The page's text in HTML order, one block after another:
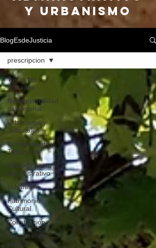
Y URBANISMO
BlogEsdeJusticia
Todas las
entradas
Responsabilidad
patrimonial
Urbanismo y
Tribunales
Compraventa y
Tribunales
Procedimiento
administrativo
Urbanismo
Patrimonio
Cultural
Constitución
Contratación
pública
prescripcion